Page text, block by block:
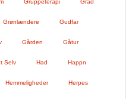
Gruppeterapi Gråd
Grønlændere Gudfar
Gården Gåtur
Selv Had Happn
Hemmeligheder Herpes